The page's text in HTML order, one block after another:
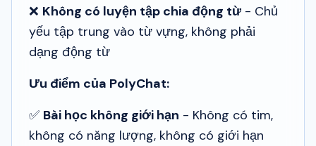
❌ Không có luyện tập chia động từ - Chủ
yếu tập trung vào từ vựng, không phải
dạng động từ
Ưu điểm của PolyChat:
✅ Bài học không giới hạn - Không có tim,
không có năng lượng, không có giới hạn